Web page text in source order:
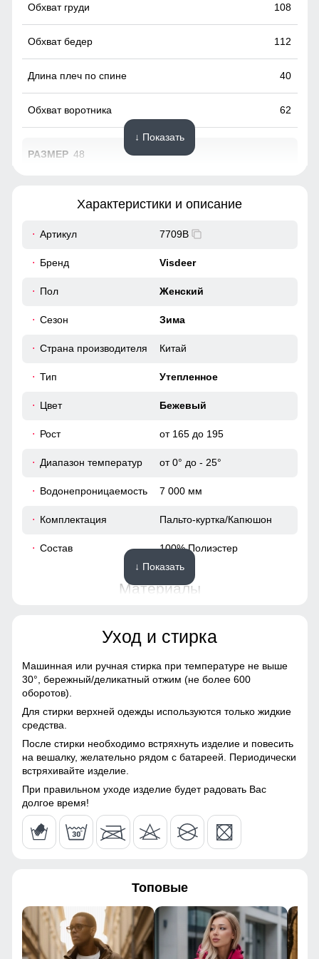
Удобно и надёжно, без лишних деталей. Обеспечивает
Идеальная посадка!
сковывает движений.
Пальто подчёркивает силуэт, удобно сидит по фигуре и не
сковывает движений.
Утеплённый капюшон!
Надёжно защищает от холода, ветра и осадков. Идеален
для зимней погоды, не требует головного убора.
108
112
40
62
48
41
62
52
40
↓ Показать
Характеристики и описание
Артикул 7709B
Бренд Visdeer
Пол Женский
Сезон Зима
Страна производителя Китай
Тип Утепленное
Цвет Бежевый
Рост от 165 до 195
Диапазон температур от 0° до - 25°
Водонепроницаемость 7 000 мм
Комплектация Пальто-куртка/Капюшон
Состав 100% Полиэстер
Материалы
Полиэстер, Плащевка,
Болонь, Экологичные
Материал подкладки
Материал подкладки
капюшона
Полиэстер
Материал подкладки
кармана
Полиэстер
Материал наполнителя
Фактура материала Шероховатая, стеганная
Плотность утеплителя (г/ 240
Конструктивные особенности
↓ Показать
Уход и стирка
Машинная или ручная стирка при температуре не выше
30°, бережный/деликатный отжим (не более 600
оборотов).
Для стирки верхней одежды используются только жидкие
средства.
После стирки необходимо встряхнуть изделие и повесить
на вешалку, желательно рядом с батареей. Периодически
встряхивайте изделие.
При правильном уходе изделие будет радовать Вас
долгое время!
Топовые